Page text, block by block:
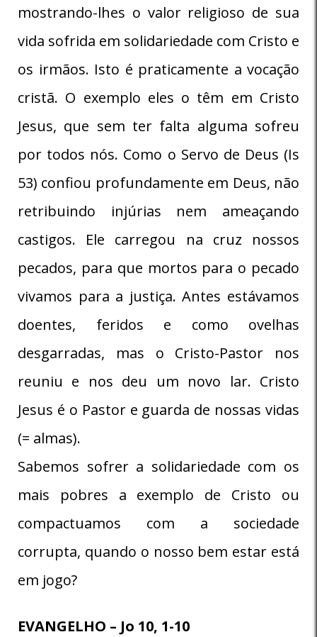
mostrando-lhes o valor religioso de sua
vida sofrida em solidariedade com Cristo e
os irmãos. Isto é praticamente a vocação
cristã. O exemplo eles o têm em Cristo
Jesus, que sem ter falta alguma sofreu
por todos nós. Como o Servo de Deus (Is
53) confiou profundamente em Deus, não
retribuindo injúrias nem ameaçando
castigos. Ele carregou na cruz nossos
pecados, para que mortos para o pecado
vivamos para a justiça. Antes estávamos
doentes, feridos e como ovelhas
desgarradas, mas o Cristo-Pastor nos
reuniu e nos deu um novo lar. Cristo
Jesus é o Pastor e guarda de nossas vidas
(= almas).
Sabemos sofrer a solidariedade com os
mais pobres a exemplo de Cristo ou
compactuamos com a sociedade
corrupta, quando o nosso bem estar está
em jogo?
EVANGELHO – Jo 10, 1-10